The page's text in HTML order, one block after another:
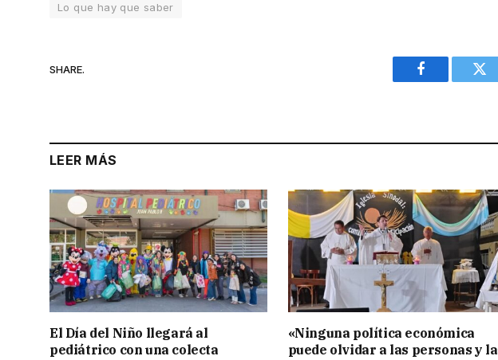
Lo que hay que saber
SHARE.
Facebook
LEER MÁS
El Día del Niño llegará al
pediátrico con una colecta
«Ninguna política económica
puede olvidar a las personas y